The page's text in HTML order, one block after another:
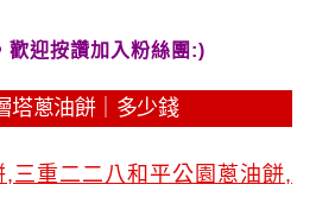
歡迎按讚加入粉絲團:)
塔蔥油餅｜多少錢